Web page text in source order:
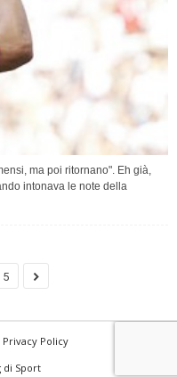
ma poi ritornano". Eh già,
intonava le note della
5
Privacy Policy
di Sport